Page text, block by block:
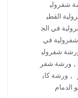
شفرولي
القطي
في الج
في
شفرولي
, ورشة شفر
, ورشة كاب
الدمام